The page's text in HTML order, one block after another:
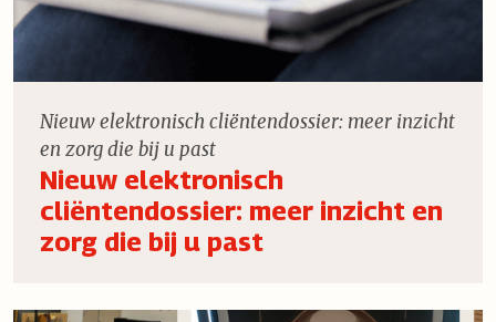
Nieuw elektronisch cliëntendossier: meer inzicht
en zorg die bij u past
Nieuw elektronisch
cliëntendossier: meer inzicht en
zorg die bij u past